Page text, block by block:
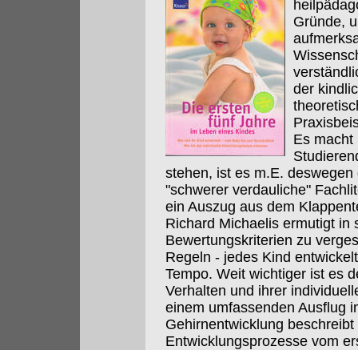
Gründe,
der
Es macht
stehen, ist es m.E.
"schwerer verdauliche"
ein Auszug aus dem
Richard Michaelis ermutigt in
Bewertungskriterien zu
Regeln - jedes Kind
Tempo. Weit wichtiger ist es
Verhalten und ihrer
einem umfassenden Ausflug
Gehirnentwicklung
Entwicklungsprozesse vom